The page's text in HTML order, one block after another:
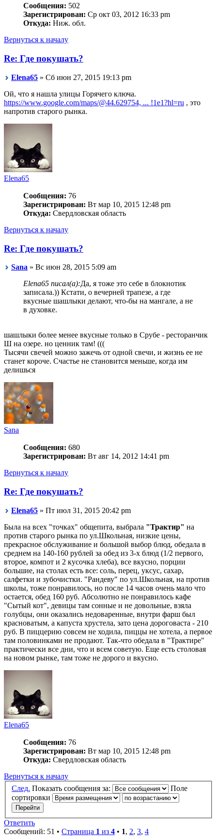
Сообщения: 502
Зарегистрирован: Ср окт 03, 2012 16:33 pm
Откуда: Ниж. обл.
Вернуться к началу
Re: Где покушать?
Elena65 » Сб июн 27, 2015 19:13 pm
Ой, что я нашла улицы Горячего ключа.
https://www.google.com/maps/@44.629754, ... !1e1?hl=ru , это
напротив старого рынка.
Elena65
Сообщения: 76
Зарегистрирован: Вт мар 10, 2015 12:48 pm
Откуда: Свердловская область
Вернуться к началу
Re: Где покушать?
Sana » Вс июн 28, 2015 5:09 am
Elena65 писал(а):Да, я тоже это себе в блокнотик
записала.)) Кстати, о вечерней трапезе, а где
вкусные шашлыки делают, что-бы на мангале, а не
в духовке.
шашлыки более менее вкусные только в Срубе - ресторанчик
Ш на озере. но ценник там! (((
Тысячи свечей можно зажечь от одной свечи, и жизнь ее не
станет короче. Счастье не становится меньше, когда им
делишься
Sana
Сообщения: 680
Зарегистрирован: Вт авг 14, 2012 14:41 pm
Вернуться к началу
Re: Где покушать?
Elena65 » Пт июл 31, 2015 20:42 pm
Была на всех "точках" общепита, выбрала "Трактир" на
против старого рынка по ул.Школьная, низкие цены,
прекрасное обслуживание и большой выбор блюд, обедала в
среднем на 140-160 рублей за обед из 3-х блюд (1/2 первого,
второе, компот и 2 кусочка хлеба), все вкусно, порции
большие, на столах есть все: соль, перец, уксус, сахар,
салфетки и зубочистки. "Рандеву" по ул.Школьная, на против
школы, тоже понравилось, но после 14 часов очень мало что
остается, обед 160 руб. Абсолютно не понравилось кафе
"Сытый кот", девицы там сонные и не довольные, взяла
голубцы, они оказались недоваренные, внутри фарш был
красноватым, а капуста хрустела, зато цена дороговаста - 210
руб. В пиццерию совсем не ходила, пиццы не хотела, а первое
там половинками не продают. Так-что обедала в "Трактире"
практически все дни, что и всем советую. Еще есть столовая
на новом рынке, там тоже не дорого и вкусно.
Elena65
Сообщения: 76
Зарегистрирован: Вт мар 10, 2015 12:48 pm
Откуда: Свердловская область
Вернуться к началу
След. Показать сообщения за:
Поле
сортировки
Ответить
Сообщений: 51 • Страница 1 из 4 • 1, 2, 3, 4